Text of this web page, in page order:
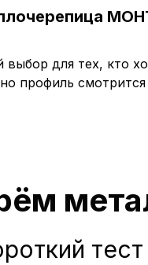
для тех, кто
профиль